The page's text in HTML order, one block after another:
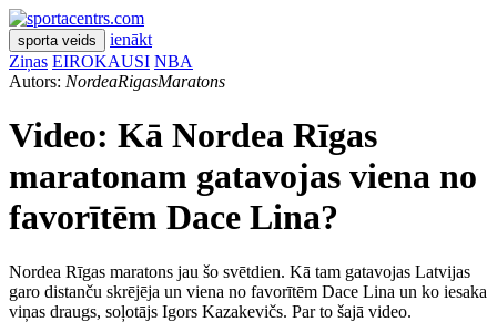
sporta veids
ienākt
Ziņas EIROKAUSI NBA
Autors: NordeaRigasMaratons
Video: Kā Nordea Rīgas
maratonam gatavojas viena no
favorītēm Dace Lina?
Nordea Rīgas maratons jau šo svētdien. Kā tam gatavojas Latvijas
garo distanču skrējēja un viena no favorītēm Dace Lina un ko iesaka
viņas draugs, soļotājs Igors Kazakevičs. Par to šajā video.